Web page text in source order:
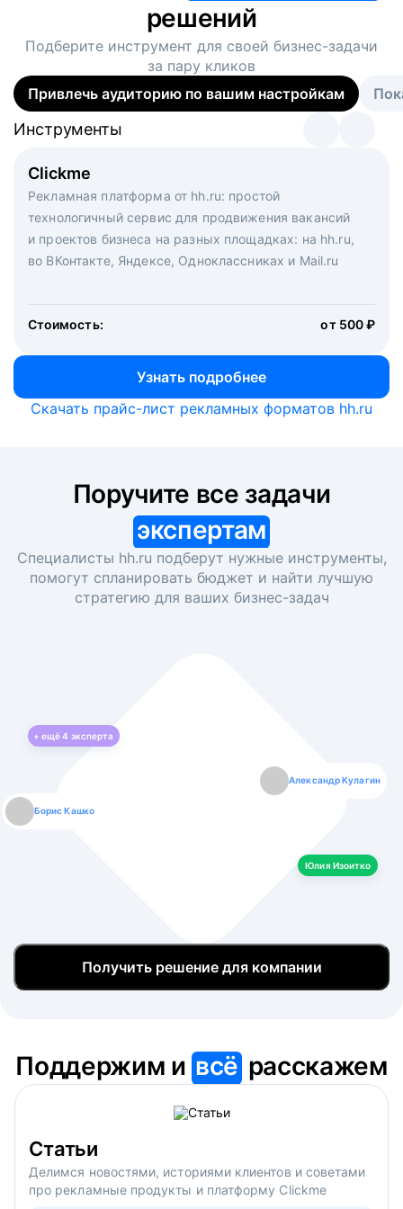
решений
Подберите инструмент для своей бизнес-задачи
за пару кликов
Привлечь аудиторию по вашим настройкам
Clickme
Рекламная платформа от hh.ru: простой
технологичный сервис для продвижения вакансий
и проектов бизнеса на разных площадках: на hh.ru,
во ВКонтакте, Яндексе, Одноклассниках и Mail.ru
Стоимость: от 500 ₽
Узнать подробнее
Инструменты
Вакансия дня
Рекламный формат для вакансий на главной странице
hh.ru. Увеличивает количество откликов
Инструменты
Массовый подбор под ключ. Решите, сколько
кандидатов и когда вам нужно, и за дело возьмутся
маркетологи, рекрутеры и проектные менеджеры
hh.ru с целым набором digital-инструментов
Инструменты
Скачать прайс-лист рекламных форматов hh.ru
экспертам
Специалисты hh.ru подберут нужные инструменты,
помогут спланировать бюджет и найти лучшую
стратегию для ваших бизнес-задач
+ ещё4 эксперта
Борис Кашко
Александр Кулагин
Юлия Изоитко
Юлия Изоитко
Даниил Макаров
Александр Кулагин
Екатерина Лазаренко
Даниил Макаров
Борис Кашко
Екатерина Лазаренко
Юлия Изоитко
Получить решение для компании
Поддержим ивсё расскажем
Статьи
Делимся новостями, историями клиентов и советами
про рекламные продукты и платформу Clickme